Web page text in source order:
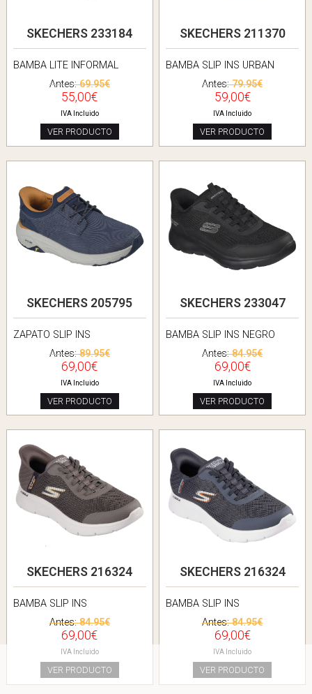
SKECHERS 233184
BAMBA LITE INFORMAL
Antes:69.95€
55,00€
IVA Incluido
VER PRODUCTO
SKECHERS 211370
BAMBA SLIP INS URBAN
Antes:79.95€
59,00€
IVA Incluido
VER PRODUCTO
SKECHERS 205795
ZAPATO SLIP INS
Antes:89.95€
69,00€
IVA Incluido
VER PRODUCTO
SKECHERS 233047
BAMBA SLIP INS NEGRO
Antes:84.95€
69,00€
IVA Incluido
VER PRODUCTO
SKECHERS 216324
BAMBA SLIP INS
Antes:84.95€
69,00€
IVA Incluido
VER PRODUCTO
SKECHERS 216324
BAMBA SLIP INS
Antes:84.95€
69,00€
IVA Incluido
VER PRODUCTO